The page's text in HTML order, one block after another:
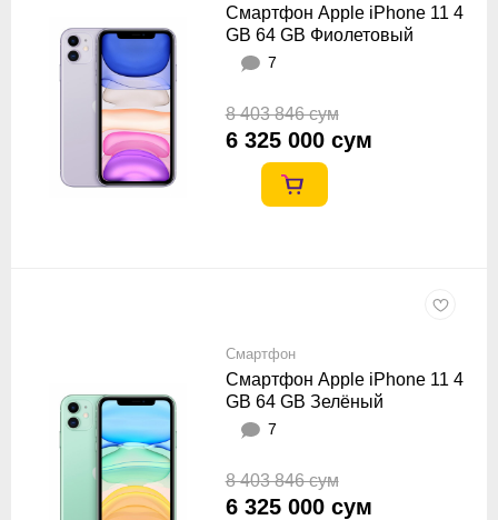
Смартфон Apple iPhone 11 4
GB 64 GB Фиолетовый
7
8 403 846 сум
6 325 000 сум
Смартфон
Смартфон Apple iPhone 11 4
GB 64 GB Зелёный
7
8 403 846 сум
6 325 000 сум